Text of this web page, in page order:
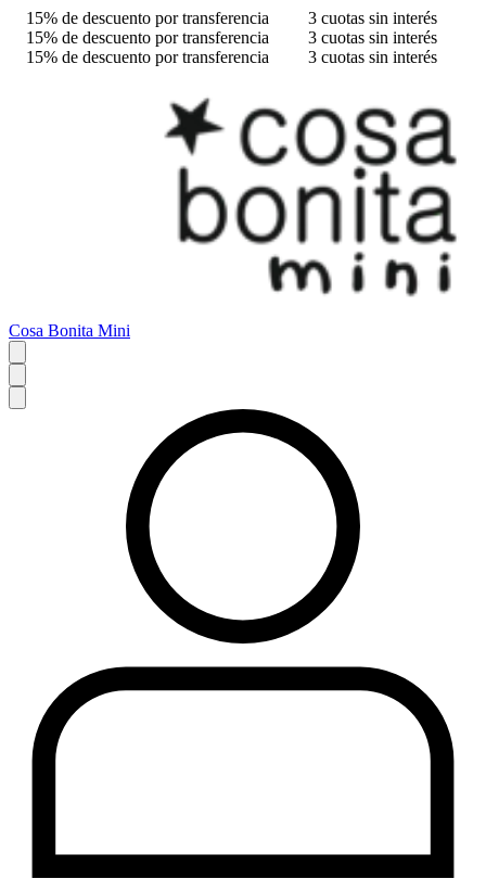
15% de descuento por transferencia
3 cuotas sin interés
15% de descuento por transferencia
3 cuotas sin interés
15% de descuento por transferencia
3 cuotas sin interés
Cosa Bonita Mini